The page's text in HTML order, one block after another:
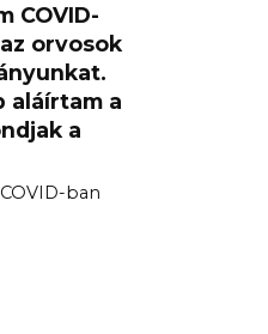
COVID-
orvosok
aláírtam a
a
ban